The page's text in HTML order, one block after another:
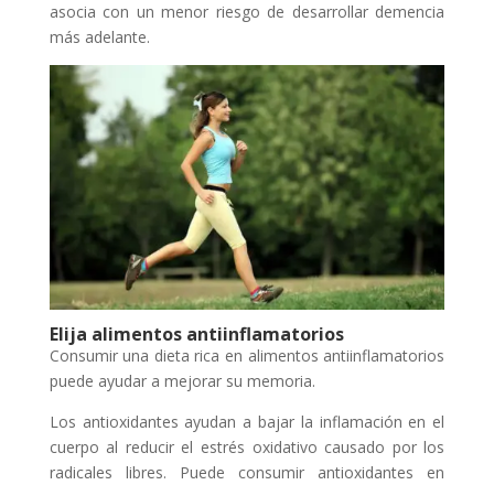
asocia con un menor riesgo de desarrollar demencia
más adelante.
Elija alimentos antiinflamatorios
Consumir una dieta rica en alimentos antiinflamatorios
puede ayudar a mejorar su memoria.
Los antioxidantes ayudan a bajar la inflamación en el
cuerpo al reducir el estrés oxidativo causado por los
radicales libres. Puede consumir antioxidantes en